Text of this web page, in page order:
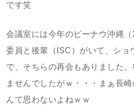
です笑
会議室には今年のピーナウ沖縄
委員と後輩（ISC）がいて、ショ
で、そちらの再会もありました
ませんでしたがｗ・・・まぁ長
んて思わないよねｗｗ